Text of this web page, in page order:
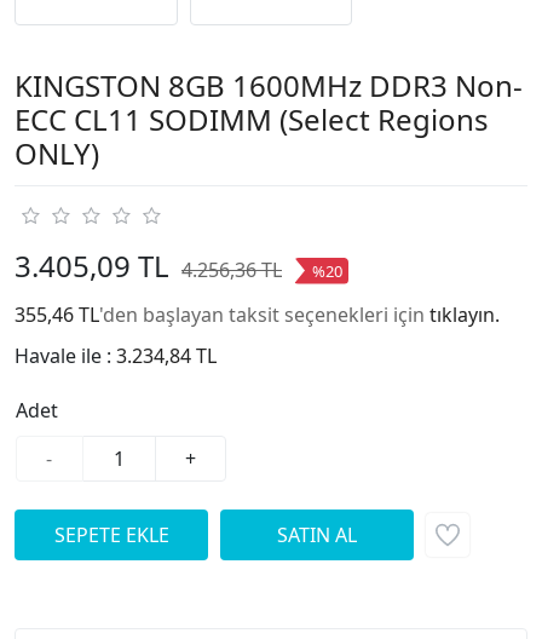
KINGSTON 8GB 1600MHz DDR3 Non-
ECC CL11 SODIMM (Select Regions
ONLY)
3.405,09 TL 4.256,36 TL %20
355,46 TL'den başlayan taksit seçenekleri için tıklayın.
Havale ile : 3.234,84 TL
Adet
-
+